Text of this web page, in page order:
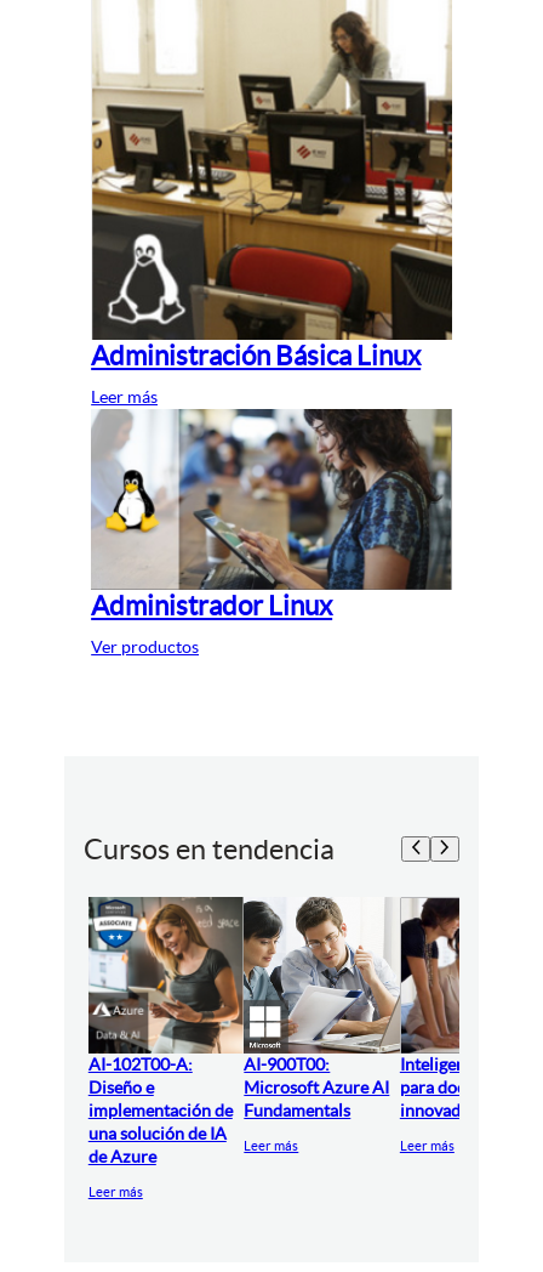
Administración Básica Linux
Leer más
Administrador Linux
Ver productos
Cursos en tendencia
AI-102T00-A:
Diseño e
implementación de
una solución de IA
de Azure
Leer más
AI-900T00:
Microsoft Azure AI
Fundamentals
Leer más
Inteligencia
para docentes
innovadores
Leer más